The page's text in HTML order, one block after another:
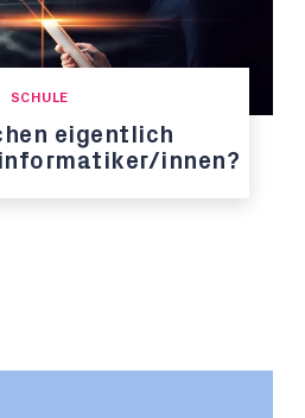
SCHULE
eigentlich
innen?